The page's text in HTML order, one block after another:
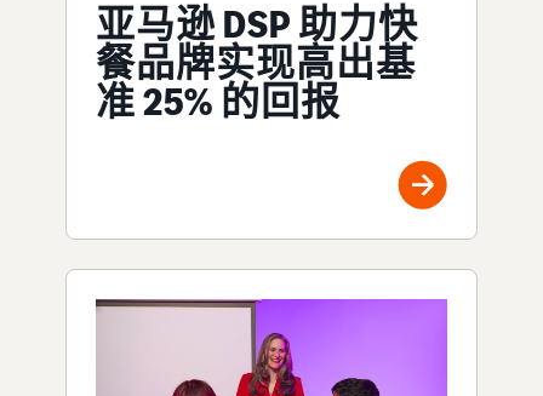
亚马逊 DSP 助力快
餐品牌实现高出基
准 25% 的回报